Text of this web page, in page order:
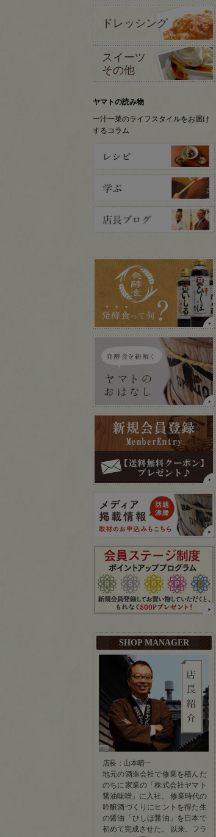
ドレッシング
スイーツ
その他
ヤマトの読み物
一汁一菜のライフスタイルをお届け
するコラム
SHOP MANAGER
店長：山本晴一
地元の酒造会社で修業を積んだ
のちに家業の「株式会社ヤマト
醤油味噌」に入社。 修業時代の
吟醸酒づくりにヒントを得た生
の醤油「ひしほ醤油」を日本で
初めて完成させた。 以来、フラ